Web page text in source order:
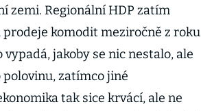
zemi. Regionální HDP zatím
komodit meziročně z roku
jakoby se nic nestalo, ale
zatímco jiné
tak sice krvácí, ale ne